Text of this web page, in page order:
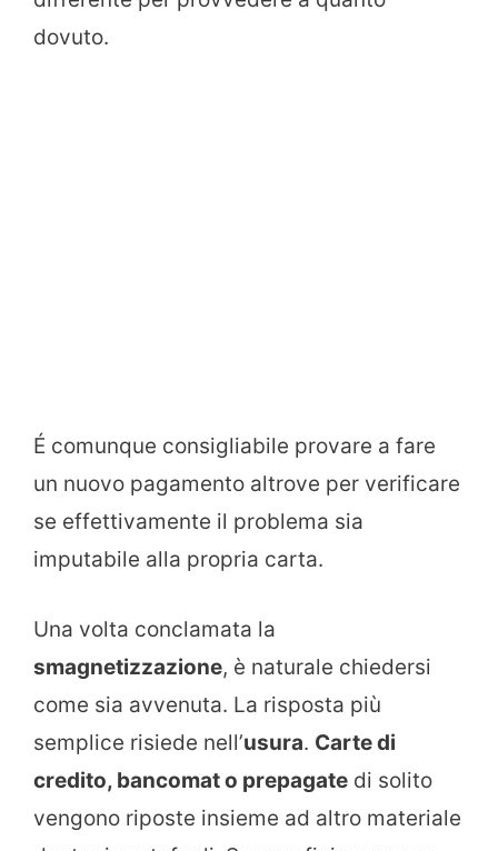
dovuto.
É comunque consigliabile provare a fare
un nuovo pagamento altrove per verificare
se effettivamente il problema sia
imputabile alla propria carta.
Una volta conclamata la
smagnetizzazione, è naturale chiedersi
come sia avvenuta. La risposta più
semplice risiede nell’usura. Carte di
credito, bancomat o prepagate di solito
vengono riposte insieme ad altro materiale